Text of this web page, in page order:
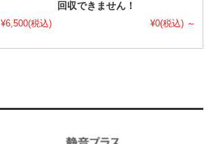
¥6,500(税込)
回収できません！
¥0(税込) ～